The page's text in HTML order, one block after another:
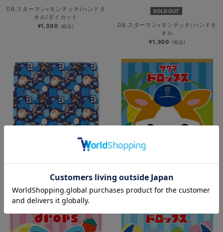
DB.スターマン×モンチッチ/ハンドタ
オル/ダイカット
¥1,300 (税込)
SOLD OUT
DB.スターマン×モンチッチ/ハンドタ
オル
¥1,300 (税込)
【+B】×ハイロック/カモフラージュ
ハンドタオル
¥1,100
横浜DeNAベイスターズ×サクマドロ
ップス/ハンドタオル/DB.スターマン
¥1,400